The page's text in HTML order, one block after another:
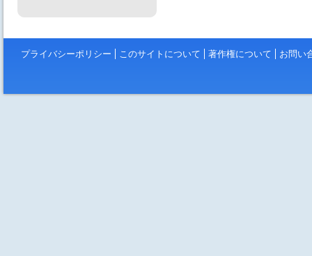
プライバシーポリシー このサイトについて 著作権について お問い